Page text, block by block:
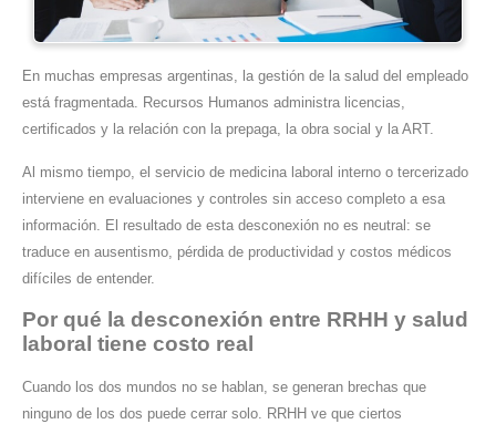
En muchas empresas argentinas, la gestión de la salud del empleado
está fragmentada. Recursos Humanos administra licencias,
certificados y la relación con la prepaga, la obra social y la ART.
Al mismo tiempo, el servicio de medicina laboral interno o tercerizado
interviene en evaluaciones y controles sin acceso completo a esa
información. El resultado de esta desconexión no es neutral: se
traduce en ausentismo, pérdida de productividad y costos médicos
difíciles de entender.
Por qué la desconexión entre RRHH y salud
laboral tiene costo real
Cuando los dos mundos no se hablan, se generan brechas que
ninguno de los dos puede cerrar solo. RRHH ve que ciertos